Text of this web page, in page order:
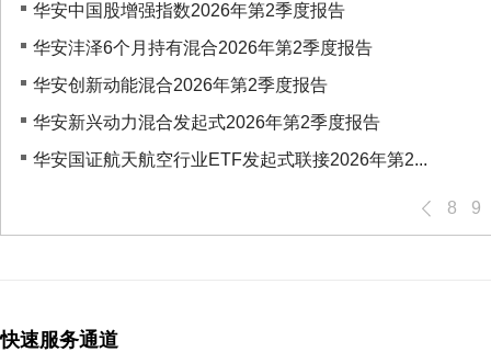
华安中国股增强指数2026年第2季度报告
华安沣泽6个月持有混合2026年第2季度报告
华安创新动能混合2026年第2季度报告
华安新兴动力混合发起式2026年第2季度报告
华安国证航天航空行业ETF发起式联接2026年第2...
8 9
快速服务通道